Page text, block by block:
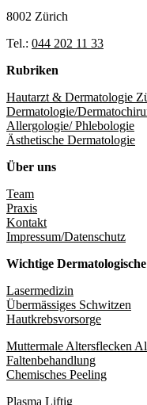
8002 Zürich
Tel.: 044 202 11 33
Rubriken
Hautarzt & Dermatologie
Dermatologie/
Allergologie/ Phlebologie
Ästhetische Dermatologie
Über uns
Team
Praxis
Kontakt
Impressum/Datenschutz
Wichtige
Lasermedizin
Übermässiges Schwitzen
Hautkrebsvorsorge
Muttermale Altersflecken
Faltenbehandlung
Chemisches Peeling
Plasma Liftig